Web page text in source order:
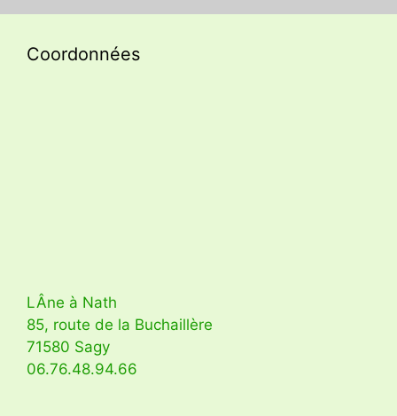
Coordonnées
LÂne à Nath
85, route de la Buchaillère
71580 Sagy
06.76.48.94.66